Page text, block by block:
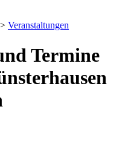
> Veranstaltungen
Termine